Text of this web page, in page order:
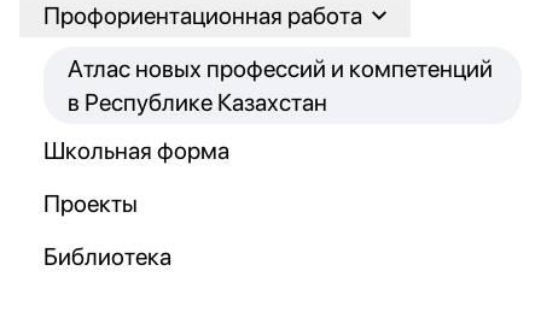
Профориентационная работа
Атлас новых профессий и компетенций
в Республике Казахстан
Школьная форма
Проекты
Библиотека